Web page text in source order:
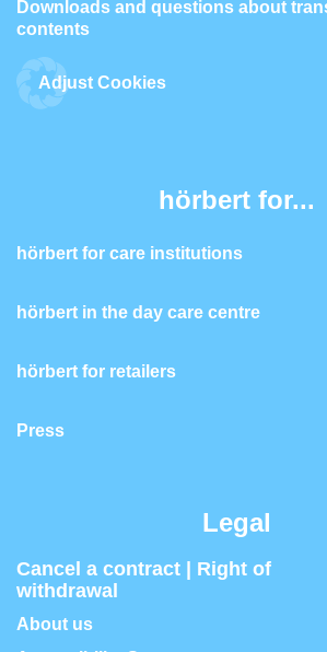
Downloads and questions about
contents
Adjust Cookies
hörbert for...
hörbert for care institutions
hörbert in the day care centre
hörbert for retailers
Press
Legal
Cancel a contract | Right of
withdrawal
About us